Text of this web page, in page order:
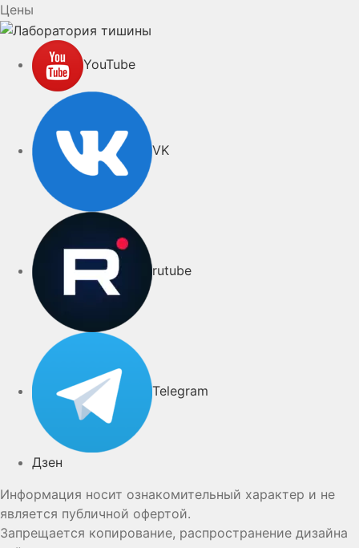
Цены
YouTube
VK
rutube
Telegram
Дзен
Информация носит ознакомительный характер и не
является публичной офертой.
Запрещается копирование, распространение дизайна